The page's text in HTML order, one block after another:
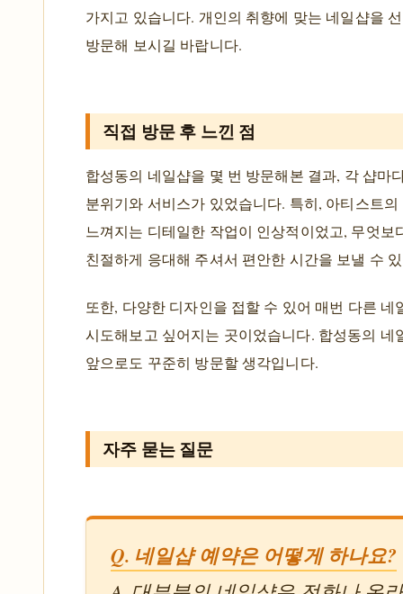
가지고 있습니다. 개인의 취향에 맞는 네일샵을
방문해 보시길 바랍니다.
직접 방문 후 느낀 점
합성동의 네일샵을 몇 번 방문해본 결과, 각 샵마
분위기와 서비스가 있었습니다. 특히, 아티스트의
느껴지는 디테일한 작업이 인상적이었고, 무엇보
친절하게 응대해 주셔서 편안한 시간을 보낼 수
또한, 다양한 디자인을 접할 수 있어 매번 다른 네
시도해보고 싶어지는 곳이었습니다. 합성동의 네
앞으로도 꾸준히 방문할 생각입니다.
자주 묻는 질문
Q. 네일샵 예약은 어떻게 하나요?